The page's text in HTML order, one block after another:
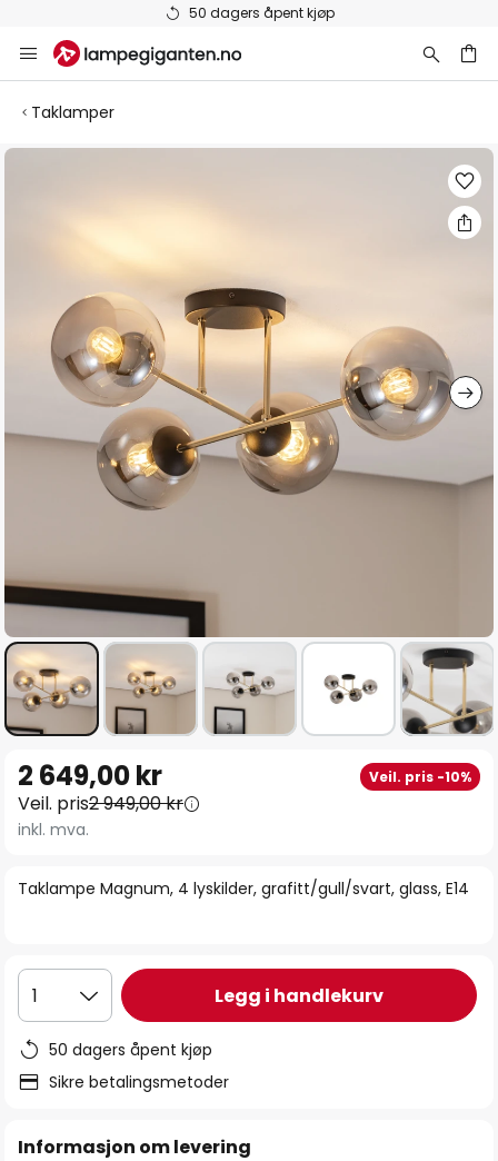
50 dagers åpent kjøp
Hopp
til
Taklamper
Gå
begynnelsen
av
Taklampe Magnum, 4 lyskilder, grafitt/gull/svart, glass, E14
2 649,00 kr Veil. pris -10%
Veil. pris2 949,00 kr
inkl. mva.
1 Legg i handlekurv
50 dagers åpent kjøp
Sikre betalingsmetoder
Informasjon om levering